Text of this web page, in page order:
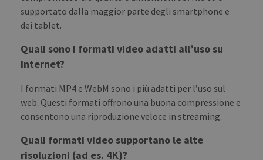
supportato dalla maggior parte degli smartphone e
dei tablet.
Quali sono i formati video adatti all’uso su
Internet?
I formati MP4 e WebM sono i più adatti per l’uso sul
web. Questi formati offrono una buona compressione e
consentono una riproduzione veloce in streaming.
Quali formati video supportano le alte
risoluzioni (ad es. 4K)?